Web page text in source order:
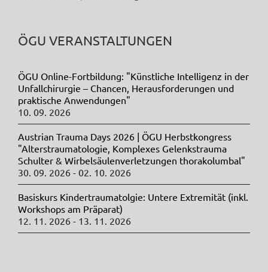
ÖGU VERANSTALTUNGEN
ÖGU Online-Fortbildung: "Künstliche Intelligenz in der
Unfallchirurgie – Chancen, Herausforderungen und
praktische Anwendungen"
10. 09. 2026
Austrian Trauma Days 2026 | ÖGU Herbstkongress
"Alterstraumatologie, Komplexes Gelenkstrauma
Schulter & Wirbelsäulenverletzungen thorakolumbal"
30. 09. 2026 - 02. 10. 2026
Basiskurs Kindertraumatolgie: Untere Extremität (inkl.
Workshops am Präparat)
12. 11. 2026 - 13. 11. 2026